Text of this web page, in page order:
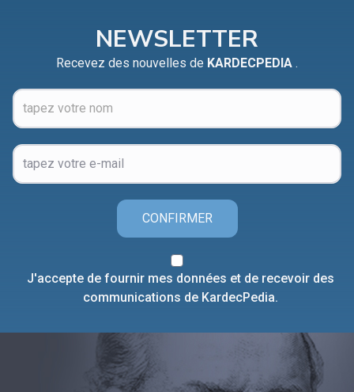
NEWSLETTER
Recevez des nouvelles de KARDECPEDIA .
CONFIRMER
J'accepte de fournir mes données et de recevoir des
communications de KardecPedia.